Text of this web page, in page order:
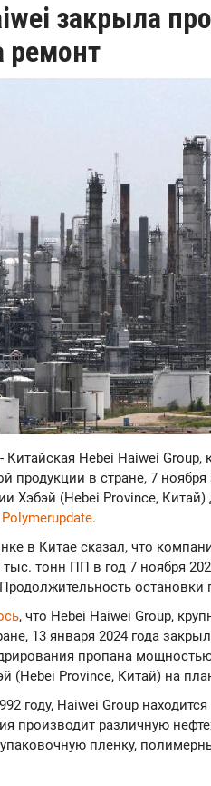
закрыла
ремонт
Китайская Hebei Haiwei
продукции в стране, 7
Хэбэй (Hebei Province,
Polymerupdate.
в Китае сказал, что
тонн ПП в год 7 ноября
остановки
, что Hebei Haiwei Group,
13 января 2024 года
пропана
(Hebei Province, Китай) на
году, Haiwei Group
производит различную
пленку,